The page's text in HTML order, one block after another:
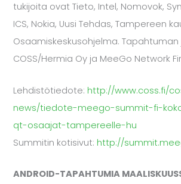
tukijoita ovat Tieto, Intel, Nomovok,
ICS, Nokia, Uusi Tehdas, Tampereen
Osaamiskeskusohjelma.
COSS/Hermia Oy ja MeeGo Network
Lehdistötiedote: http://www.coss.fi/
news/tiedote-meego-summit-fi-
qt-osaajat-tampereelle-hu
Summitin kotisivut: http://
ANDROID-TAPAHTUMIA